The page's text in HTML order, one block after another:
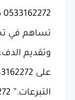
تساهم في
وتقديم